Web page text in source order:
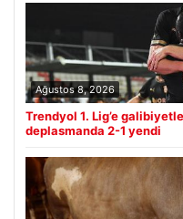
Ağustos 8, 2026
Trendyol 1. Lig’e
deplasmanda 2-1 yendi